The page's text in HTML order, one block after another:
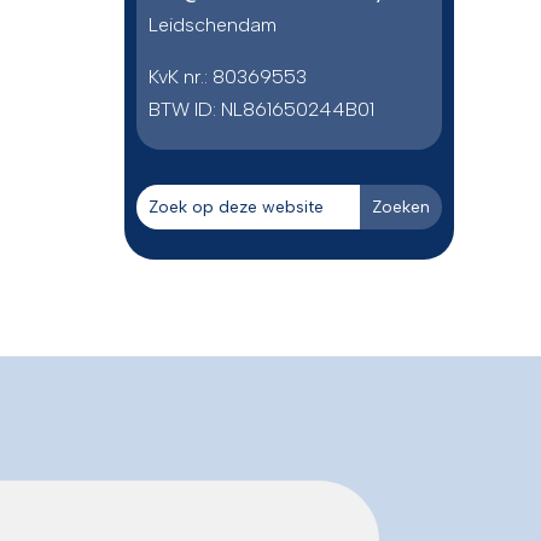
Leidschendam
KvK nr.: 80369553
BTW ID: NL861650244B01